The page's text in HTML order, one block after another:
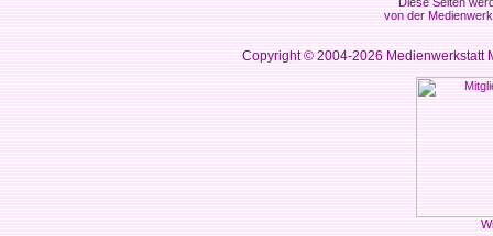
von der
Copyright © 2004-2026Medienwerkstatt